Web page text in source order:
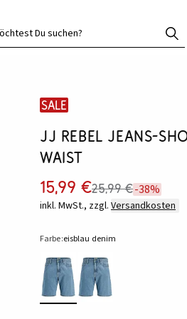
Du suchen?
SALE
JJ REBEL Jeans-
Waist
15,99 €25,99 €-38%
inkl. MwSt., zzgl. Versandkosten
Farbe:eisblau denim